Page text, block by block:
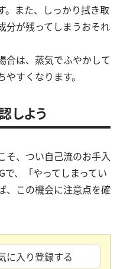
。また、しっかり拭き取
分が残ってしまうおそれ
合は、蒸気でふやかして
すくなります。
しよう
そ、つい自己流のお手入
、「やってしまってい
この機会に注意点を確
に入り登録する